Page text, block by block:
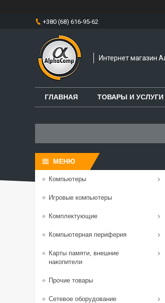
+380 (68) 616-95-62
Интернет магазин
ГЛАВНАЯ ТОВАРЫ И УСЛУГИ
Компьютеры
Игровые компьютеры
Комплектующие
Компьютерная периферия
Карты памяти, внешние
накопители
Прочие товары
Сетевое оборудование